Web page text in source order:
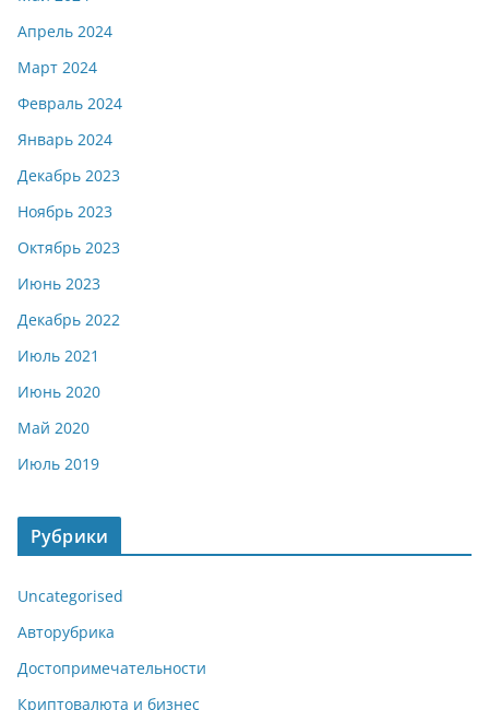
Апрель 2024
Март 2024
Февраль 2024
Январь 2024
Декабрь 2023
Ноябрь 2023
Октябрь 2023
Июнь 2023
Декабрь 2022
Июль 2021
Июнь 2020
Май 2020
Июль 2019
Рубрики
Uncategorised
Авторубрика
Достопримечательности
Криптовалюта и бизнес